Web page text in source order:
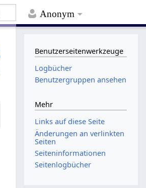
Anonym
Benutzerseitenwerkzeuge
Logbücher
Benutzergruppen ansehen
Mehr
Links auf diese Seite
Änderungen an verlinkten
Seiten
Seiten­­informationen
Seitenlogbücher